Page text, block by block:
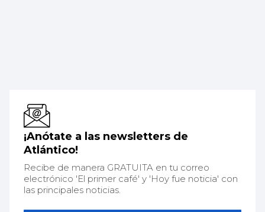
¡Anótate a las newsletters de
Atlántico!
Recibe de manera GRATUITA en tu correo
electrónico 'El primer café' y 'Hoy fue noticia' con
las principales noticias.